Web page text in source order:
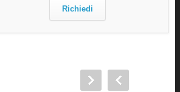
Richiedi